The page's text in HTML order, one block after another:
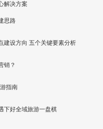
解决方案
思路
建设方向 五个关键要素分析
销？
指南
下好全域旅游一盘棋